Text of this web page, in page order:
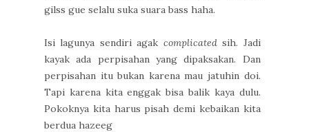
gilss gue selalu suka suara bass haha.
Isi lagunya sendiri agak complicatedsih. Jadi
kayak ada perpisahan yang dipaksakan. Dan
perpisahan itu bukan karena mau jatuhin doi.
Tapi karena kita enggak bisa balik kaya dulu.
Pokoknya kita harus pisah demi kebaikan kita
berdua hazeeg